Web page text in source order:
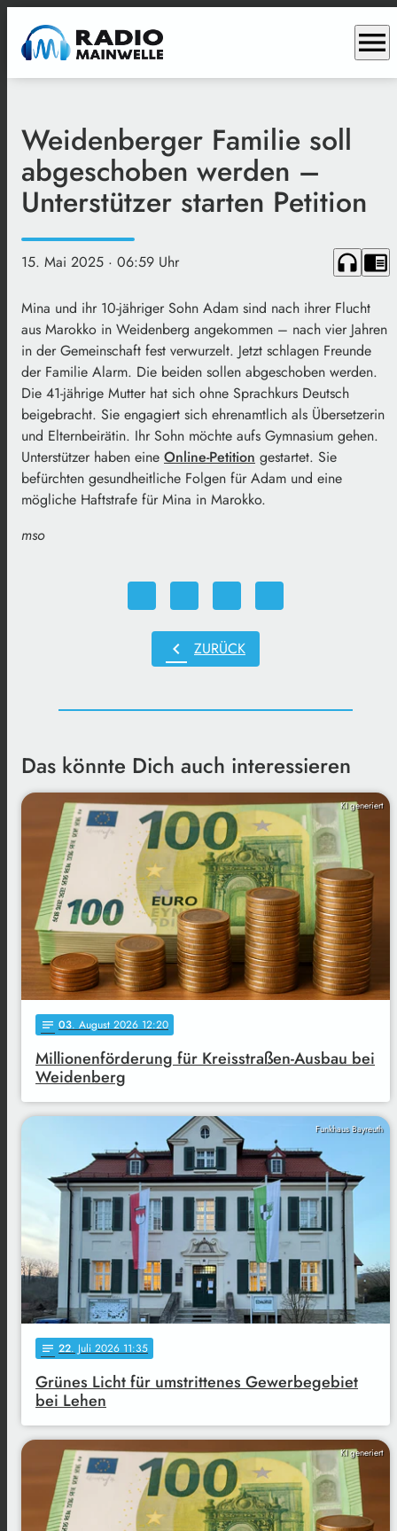
menu
Weidenberger Familie soll
abgeschoben werden –
Unterstützer starten Petition
15. Mai 2025 · 06:59 Uhr headphones chrome_reader_mode
Mina und ihr 10-jähriger Sohn Adam sind nach ihrer Flucht
aus Marokko in Weidenberg angekommen – nach vier Jahren
in der Gemeinschaft fest verwurzelt. Jetzt schlagen Freunde
der Familie Alarm. Die beiden sollen abgeschoben werden.
Die 41-jährige Mutter hat sich ohne Sprachkurs Deutsch
beigebracht. Sie engagiert sich ehrenamtlich als Übersetzerin
und Elternbeirätin. Ihr Sohn möchte aufs Gymnasium gehen.
Unterstützer haben eine Online-Petition gestartet. Sie
befürchten gesundheitliche Folgen für Adam und eine
mögliche Haftstrafe für Mina in Marokko.
mso
chevron_left ZURÜCK
Das könnte Dich auch interessieren
KI generiert
notes 03. August 2026 12:20
Millionenförderung für Kreisstraßen-Ausbau bei
Weidenberg
Funkhaus Bayreuth
notes 22. Juli 2026 11:35
Grünes Licht für umstrittenes Gewerbegebiet
bei Lehen
KI generiert